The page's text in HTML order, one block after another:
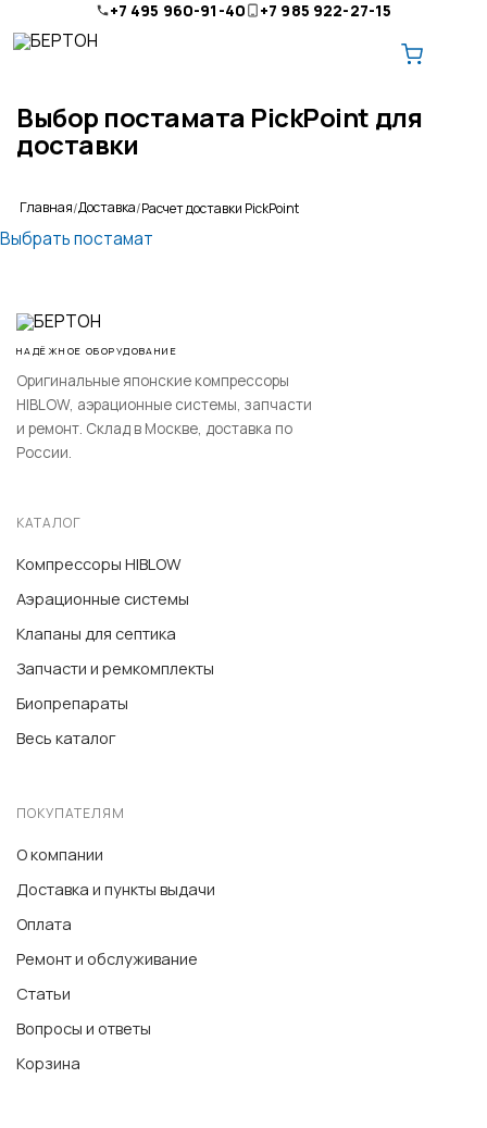
+7 495 960-91-40 +7 985 922-27-15
О компании
Доставка
Оплата
Контакты
Выбор постамата PickPoint для
доставки
Главная Доставка Расчет доставки PickPoint
Выбрать постамат
НАДЁЖНОЕ ОБОРУДОВАНИЕ
Оригинальные японские компрессоры
HIBLOW, аэрационные системы, запчасти
и ремонт. Склад в Москве, доставка по
России.
КАТАЛОГ
Компрессоры HIBLOW
Аэрационные системы
Клапаны для септика
Запчасти и ремкомплекты
Биопрепараты
Весь каталог
ПОКУПАТЕЛЯМ
О компании
Доставка и пункты выдачи
Оплата
Ремонт и обслуживание
Статьи
Вопросы и ответы
Корзина